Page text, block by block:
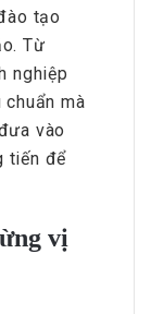
tạo
Từ
nghiệp
mà
vào
tiến để
vị